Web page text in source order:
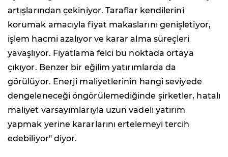
artışlarından çekiniyor. Taraflar kendilerini
korumak amacıyla fiyat makaslarını genişletiyor,
işlem hacmi azalıyor ve karar alma süreçleri
yavaşlıyor. Fiyatlama felci bu noktada ortaya
çıkıyor. Benzer bir eğilim yatırımlarda da
görülüyor. Enerji maliyetlerinin hangi seviyede
dengeleneceği öngörülemediğinde şirketler, hatalı
maliyet varsayımlarıyla uzun vadeli yatırım
yapmak yerine kararlarını ertelemeyi tercih
edebiliyor" diyor.